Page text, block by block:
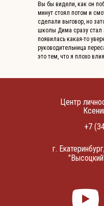
Вы бы видели, как он
минут стоял потом и
сделали выговор, но
школы Дима сразу стал
появилась какая-то
руководительница
это тем, что я плохо
Центр
+7
г.